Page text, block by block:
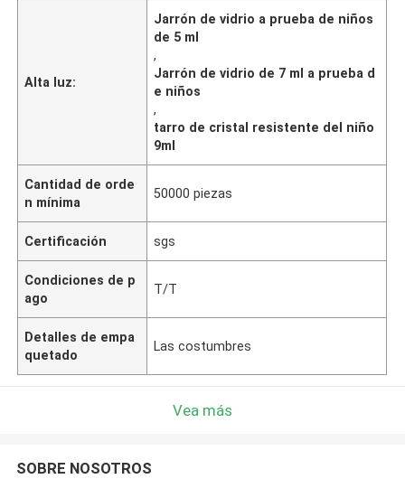
Alta luz:
Jarrón de vidrio a prueba de niños
de 5 ml
,
Jarrón de vidrio de 7 ml a prueba d
e niños
,
tarro de cristal resistente del niño
9ml
Cantidad de orde
n mínima
50000 piezas
Certificación sgs
Condiciones de p
ago
T/T
Detalles de empa
quetado
Las costumbres
Vea más
SOBRE NOSOTROS